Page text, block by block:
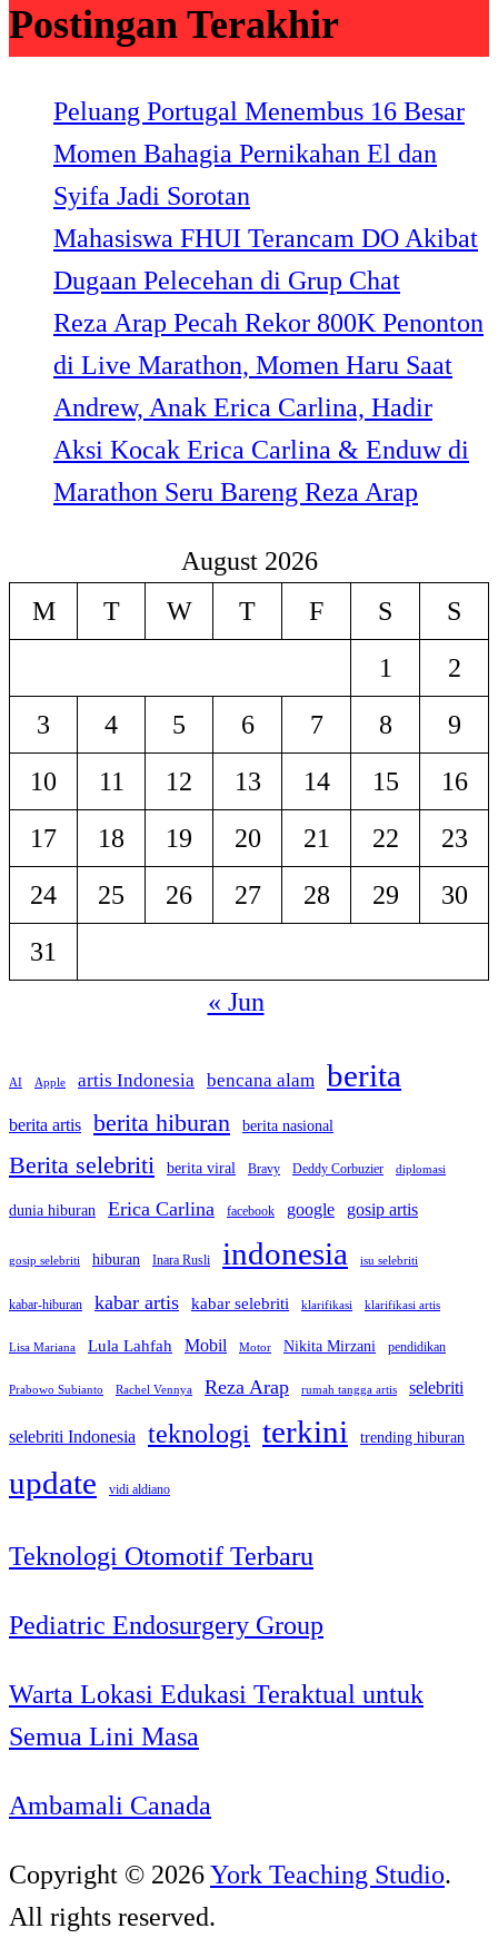
Postingan Terakhir
Peluang Portugal Menembus 16 Besar
Momen Bahagia Pernikahan El dan
Syifa Jadi Sorotan
Mahasiswa FHUI Terancam DO Akibat
Dugaan Pelecehan di Grup Chat
Reza Arap Pecah Rekor 800K Penonton
di Live Marathon, Momen Haru Saat
Andrew, Anak Erica Carlina, Hadir
Aksi Kocak Erica Carlina & Enduw di
Marathon Seru Bareng Reza Arap
August 2026
M
T W T F S
S
1
2
3
4 5 6 7 8
9
10
11 12 13 14 15
16
17
18 19 20 21 22
23
24
25 26 27 28 29
30
31
« Jun
AI Apple artis Indonesia bencana alam berita
berita artis berita hiburan berita nasional
Berita selebriti berita viral Bravy Deddy Corbuzier diplomasi
dunia hiburan Erica Carlina facebook google gosip artis
gosip selebriti hiburan Inara Rusli indonesia isu selebriti
kabar-hiburan kabar artis kabar selebriti klarifikasi klarifikasi artis
Lisa Mariana Lula Lahfah Mobil Motor Nikita Mirzani pendidikan
Prabowo Subianto Rachel Vennya Reza Arap rumah tangga artis selebriti
selebriti Indonesia teknologi terkini trending hiburan
update vidi aldiano
Teknologi Otomotif Terbaru
Pediatric Endosurgery Group
Warta Lokasi Edukasi Teraktual untuk
Semua Lini Masa
Ambamali Canada
Copyright © 2026York Teaching Studio.
All rights reserved.